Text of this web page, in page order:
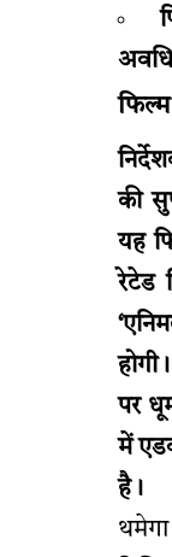
की
यह
रेटेड
पर
में
है।